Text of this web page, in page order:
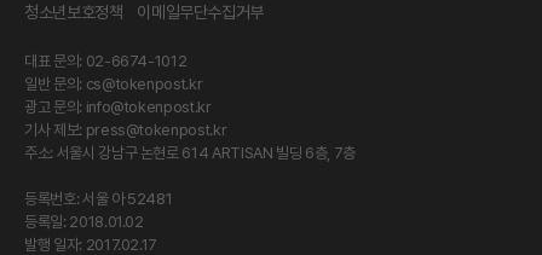
청소년보호정책
이메일무단수집거부
대표 문의: 02-6674-1012
일반 문의: cs@tokenpost.kr
광고 문의: info@tokenpost.kr
기사 제보: press@tokenpost.kr
주소: 서울시 강남구 논현로 614 ARTISAN 빌딩 6층, 7층
등록번호: 서울 아 52481
등록일: 2018.01.02
발행 일자: 2017.02.17